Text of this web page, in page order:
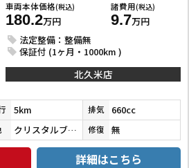
車両本体価格(税込)
180.2万円
諸費用(税込)
9.7万円
法定整備：整備無
保証付 (1ヶ月・1000km )
北久米店
5km 排気 660cc
クリスタルブラックパール 修復 無
詳細はこちら